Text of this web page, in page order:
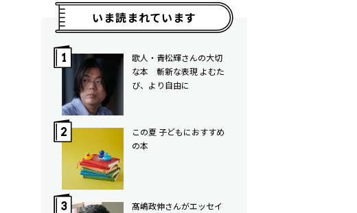
いま読まれています
歌人・青松輝さんの大切
な本 斬新な表現 よむた
び、より自由に
この夏 子どもにおすすめ
の本
髙嶋政伸さんがエッセイ